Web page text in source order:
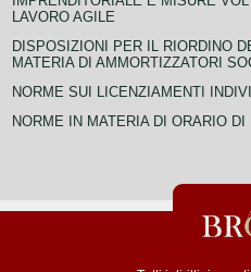
LAVORO AGILE
DISPOSIZIONI PER IL RIORDINO
MATERIA DI AMMORTIZZATORI
NORME SUI LICENZIAMENTI
NORME IN MATERIA DI ORARIO DI